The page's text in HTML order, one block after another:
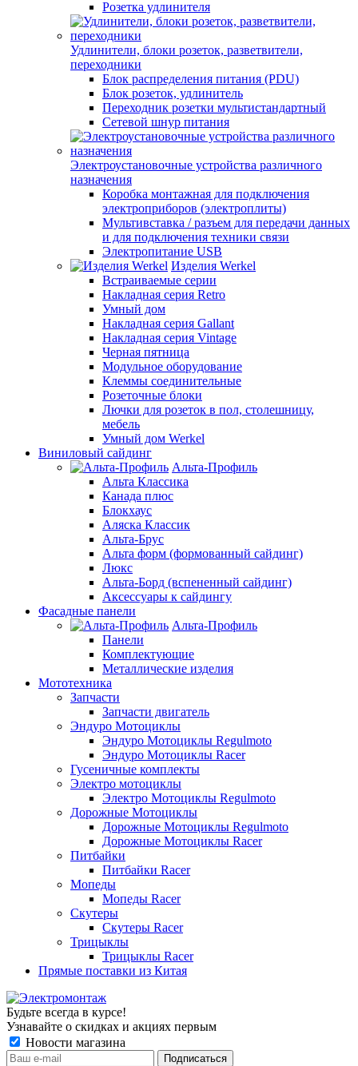
Розетка удлинителя
Удлинители, блоки розеток, разветвители,
переходники
Блок распределения питания (PDU)
Блок розеток, удлинитель
Переходник розетки мультистандартный
Сетевой шнур питания
Электроустановочные устройства различного
назначения
Коробка монтажная для подключения
электроприборов (электроплиты)
Мультивставка / разъем для передачи данных
и для подключения техники связи
Электропитание USB
Изделия Werkel
Встраиваемые серии
Накладная серия Retro
Умный дом
Накладная серия Gallant
Накладная серия Vintage
Черная пятница
Модульное оборудование
Клеммы соединительные
Розеточные блоки
Лючки для розеток в пол, столешницу,
мебель
Умный дом Werkel
Виниловый сайдинг
Альта-Профиль
Альта Классика
Канада плюс
Блокхаус
Аляска Классик
Альта-Брус
Альта форм (формованный сайдинг)
Люкс
Альта-Борд (вспененный сайдинг)
Аксессуары к сайдингу
Фасадные панели
Альта-Профиль
Панели
Комплектующие
Металлические изделия
Мототехника
Запчасти
Запчасти двигатель
Эндуро Мотоциклы
Эндуро Мотоциклы Regulmoto
Эндуро Мотоциклы Racer
Гусеничные комплекты
Электро мотоциклы
Электро Мотоциклы Regulmoto
Дорожные Мотоциклы
Дорожные Мотоциклы Regulmoto
Дорожные Мотоциклы Racer
Питбайки
Питбайки Racer
Мопеды
Мопеды Racer
Скутеры
Скутеры Racer
Трицыклы
Трицыклы Racer
Прямые поставки из Китая
Будьте всегда в курсе!
Узнавайте о скидках и акциях первым
Новости магазина